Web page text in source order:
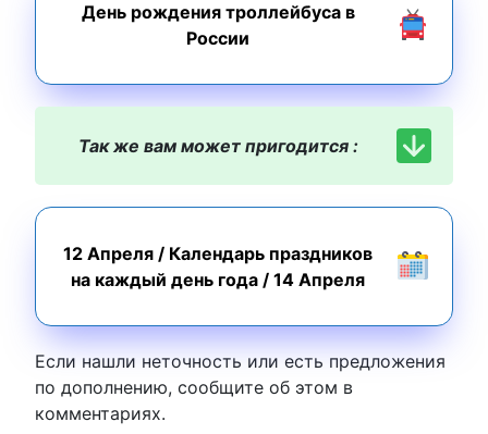
День рождения троллейбуса в
России
Так же вам может пригодится :
12 Апреля / Календарь праздников
на каждый день года / 14 Апреля
Если нашли неточность или есть предложения
по дополнению, сообщите об этом в
комментариях.